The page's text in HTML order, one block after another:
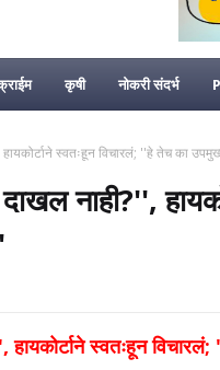
कृषी नोकरी संदर्भ
स्वतःहून विचारलं; ''हे तेच का
नाही?'',
हायकोर्टाने स्वतःहून